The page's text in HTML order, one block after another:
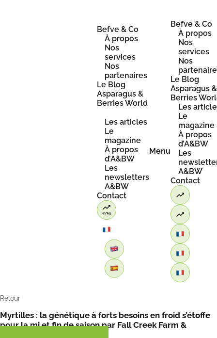
Befve & Co
À propos
Nos
services
Nos
partenaires
Le Blog
Asparagus &
Berries World
Les articles
Le
magazine
À propos
d’A&BW
Les
newsletters
A&BW
Contact
Menu
Befve & Co
À propos
Nos
services
Nos
Le Blog
Asparagus &
Berries
Les
Le
magazine
À propos
d’A&BW
Les
A&BW
Contact
Retour
Myrtilles : la génétique à forts besoins en froid s’étoffe
pour la mi et fin de saison par Fall Creek Farm &